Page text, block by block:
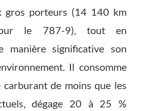
gros porteurs (14 140 km
le 787-9), tout en
manière significative son
Il consomme
de moins que les
dégage 20 à 25 %